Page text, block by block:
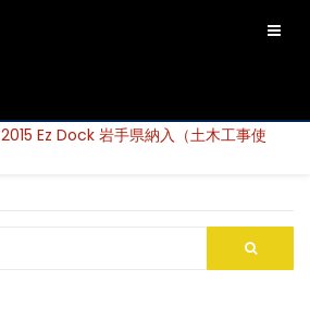
2015 Ez Dock 岩手県納入（土木工事使